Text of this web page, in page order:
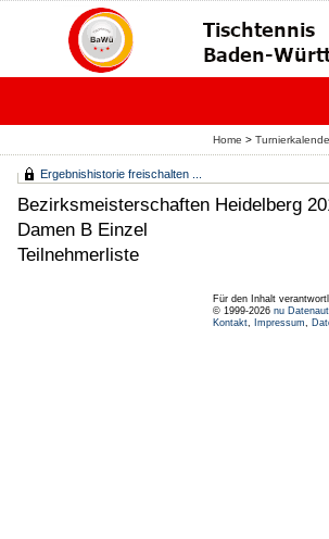
Home >
Ergebnishistorie freischalten ...
Bezirksmeisterschaften Heidelberg
Damen B Einzel
Teilnehmerliste
Für den Inhalt
© 1999-2026 nu
Kontakt, Impressum,